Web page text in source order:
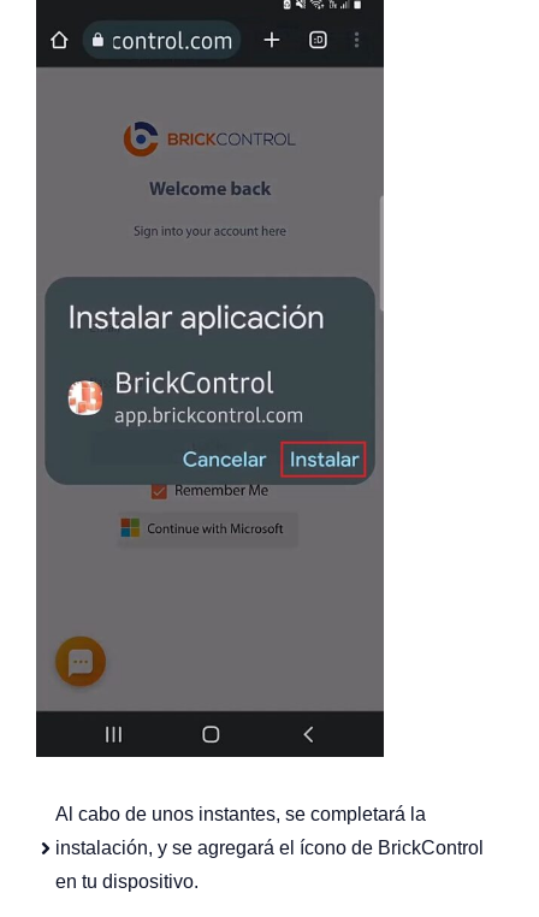
Al cabo de unos instantes, se completará la
instalación, y se agregará el ícono de BrickControl
en tu dispositivo.